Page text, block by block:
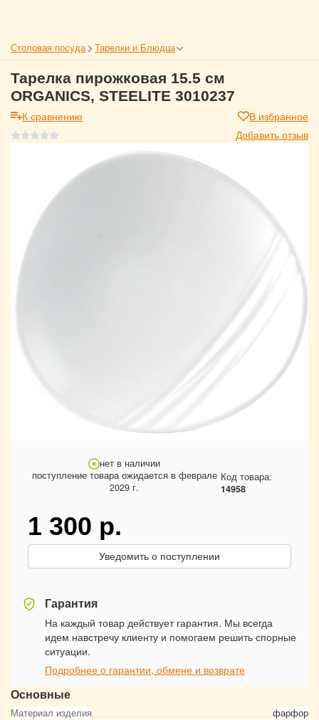
Столовая посуда Тарелки и Блюдца
Тарелка пирожковая 15.5 см
ORGANICS, STEELITE 3010237
К сравнению
В избранное
Добавить отзыв
Основные
Материал изделия фарфор
нет в наличии
поступление товара ожидается в феврале
2029 г.
Код товара:
14958
1 300 р.
Уведомить о поступлении
Гарантия
На каждый товар действует гарантия. Мы всегда
идем навстречу клиенту и помогаем решить спорные
ситуации.
Подробнее о гарантии, обмене и возврате